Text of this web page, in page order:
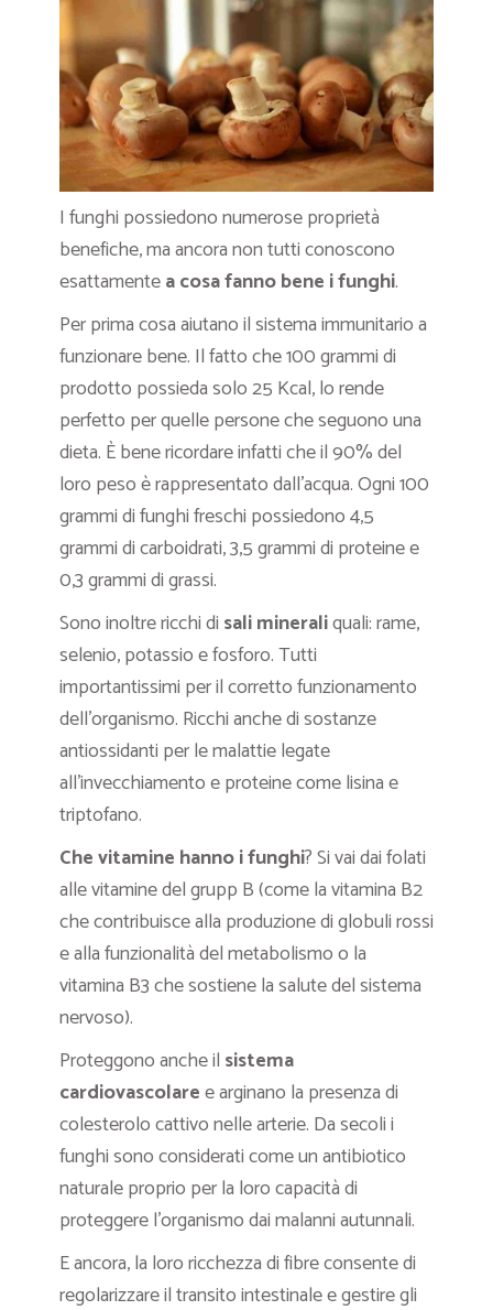
I funghi possiedono numerose proprietà
benefiche, ma ancora non tutti conoscono
esattamenteacosa fanno bene i funghi.
Per prima cosa aiutano il sistema immunitario a
funzionare bene. Il fatto che 100 grammi di
prodotto possieda solo 25 Kcal, lo rende
perfetto per quelle persone che seguono una
dieta. È bene ricordare infatti che il 90% del
loro peso è rappresentato dall’acqua. Ogni 100
grammi di funghi freschi possiedono 4,5
grammi di carboidrati, 3,5 grammi di proteine e
0,3 grammi di grassi.
Sono inoltre ricchi di sali mineraliquali: rame,
selenio, potassio e fosforo. Tutti
importantissimi per il corretto funzionamento
dell’organismo. Ricchi anche di sostanze
antiossidanti per le malattie legate
all’invecchiamento e proteine come lisina e
triptofano.
Che vitamine hanno i funghi? Si vai dai folati
alle vitamine del grupp B (come la vitamina B2
che contribuisce alla produzione di globuli rossi
e alla funzionalità del metabolismo o la
vitamina B3 che sostiene la salute del sistema
nervoso).
Proteggono anche il sistema
cardiovascolaree arginano la presenza di
colesterolo cattivo nelle arterie. Da secoli i
funghi sono considerati come un antibiotico
naturale proprio per la loro capacità di
proteggere l’organismo dai malanni autunnali.
E ancora, la loro ricchezza di fibre consente di
regolarizzare il transito intestinale e gestire gli